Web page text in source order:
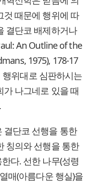
것 때문에 행위에 따
결단코 배제하거나
An Outline of the
1975), 178-17
위대로 심판하시는
나그네로 있을 때
결단코 선행을 통한
칭의와 선행을 통한
다. 선한 나무(성령
매(아름다운 행실)을